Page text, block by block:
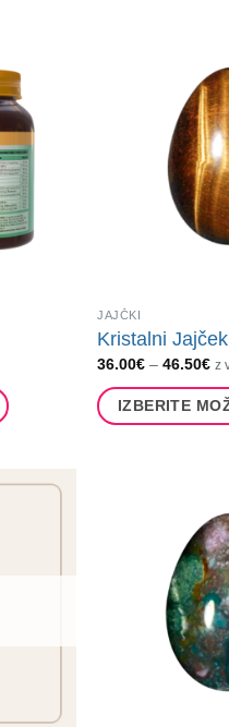
JAJČKI
Kristalni
36.00€ – 46.50€
od
do
z
IZBERITE